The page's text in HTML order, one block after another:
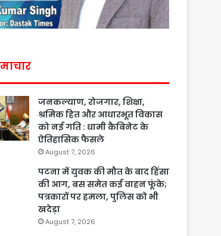
जनकल्याण, रोजगार, शिक्षा,
श्रमिक हित और आधारभूत विकास
को नई गति : धामी कैबिनेट के
ऐतिहासिक फैसले
August 7, 2026
पटना में युवक की मौत के बाद हिंसा
की आग, बस समेत कई वाहन फूंके;
पत्रकारों पर हमला, पुलिस को भी
खदेड़ा
August 7, 2026